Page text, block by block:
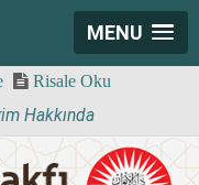
MENU
Risale Oku
Hakkında